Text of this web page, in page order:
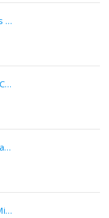
Crédit Agricole Gréoux-Les-Bains Avenue des Marronniers
Crédit Agricole Garéoult Rue Du Capitaine Audibert
Crédit Agricole Nans-Les-Pins Place de Verdun
Crédit Agricole Trets 4 Avenue Mirabeau